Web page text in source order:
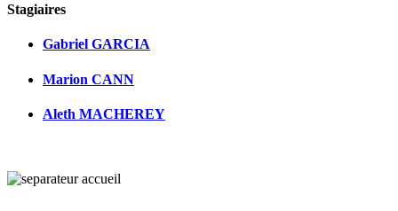
Stagiaires
Gabriel GARCIA
Marion CANN
Aleth MACHEREY